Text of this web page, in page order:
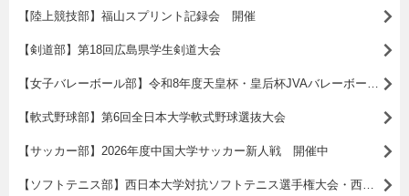
【陸上競技部】福山スプリント記録会 開催
【剣道部】第18回広島県学生剣道大会
【軟式野球部】第6回全日本大学軟式野球選抜大会
【サッカー部】2026年度中国大学サッカー新人戦 開催中